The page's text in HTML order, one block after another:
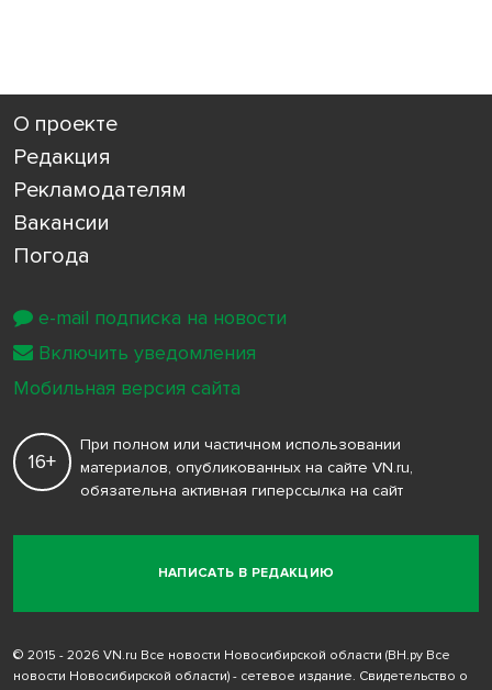
О проекте
Редакция
Рекламодателям
Вакансии
Погода
НАПИСАТЬ В РЕДАКЦИЮ
16+
При полном или частичном использовании
материалов, опубликованных на сайте VN.ru,
обязательна активная гиперссылка на сайт
© 2015 - 2026 VN.ru Все новости Новосибирской области (ВН.ру Все
новости Новосибирской области) - сетевое издание. Свидетельство о
e-mail подписка на новости
Включить уведомления
Мобильная версия сайта